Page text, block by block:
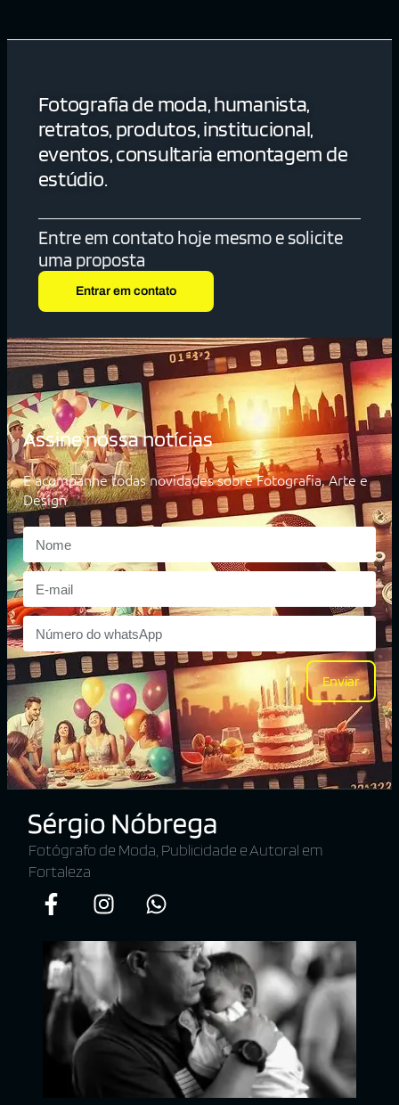
Fotografia de moda, humanista,
retratos, produtos, institucional,
eventos, consultaria emontagem de
estúdio.
Entre em contato hoje mesmo e solicite
uma proposta
Entrar em contato
Assine nossa notícias
E acompanhe todas novidades sobre Fotografia, Arte e
Design
Enviar
Fotógrafo de Moda, Publicidade e Autoral em
Fortaleza